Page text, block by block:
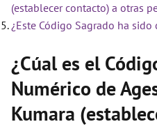
(establecer contacto) a otras
¿Este Código Sagrado ha
¿Cúal es el
Numérico de
Kumara